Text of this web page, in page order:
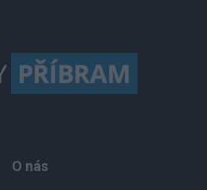
O nás